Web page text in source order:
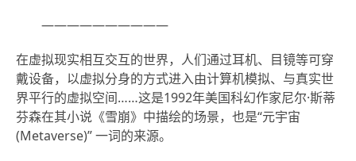
——————————
在虚拟现实相互交互的世界，人们通过耳机、目镜等可穿
戴设备，以虚拟分身的方式进入由计算机模拟、与真实世
界平行的虚拟空间……这是1992年美国科幻作家尼尔·斯蒂
芬森在其小说《雪崩》中描绘的场景，也是“元宇宙
(Metaverse)” 一词的来源。